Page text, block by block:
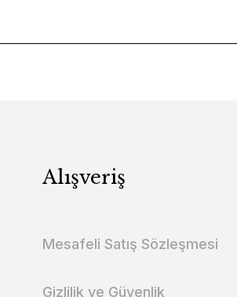
Alışveriş
Mesafeli Satış Sözleşmesi
Gizlilik ve Güvenlik